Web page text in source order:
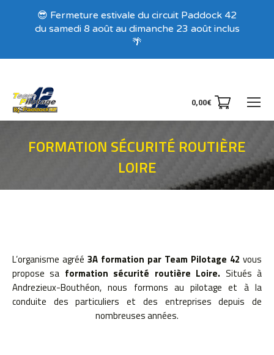
0,00€
FORMATION SÉCURITÉ ROUTIÈRE
LOIRE
Vous êtes ici :
L’organisme agréé 3A formation par Team Pilotage 42 vous
propose sa formation sécurité routière Loire. Situés à
Andrezieux-Bouthéon, nous formons au pilotage et à la
conduite des particuliers et des entreprises depuis de
nombreuses années.
😎 Fermeture estivale du circuit Paddock 42
du samedi 8 août au dimanche 23 août inclus
🌴